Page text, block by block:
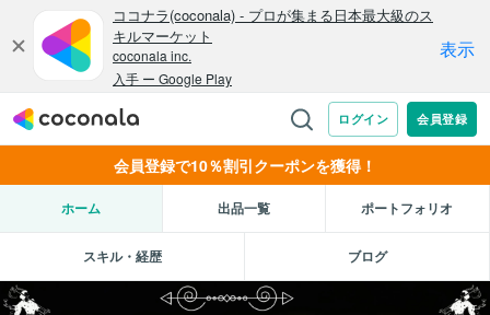
会員登録で10％割引クーポンを獲得！
ホーム 出品一覧 ポートフォリオ
スキル・経歴 ブログ